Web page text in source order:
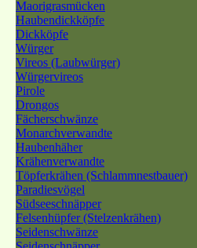
Maorigrasmücken
Haubendickköpfe
Dickköpfe
Würger
Vireos (Laubwürger)
Würgervireos
Pirole
Drongos
Fächerschwänze
Monarchverwandte
Haubenhäher
Krähenverwandte
Töpferkrähen (Schlammnestbauer)
Paradiesvögel
Südseeschnäpper
Felsenhüpfer (Stelzenkrähen)
Seidenschwänze